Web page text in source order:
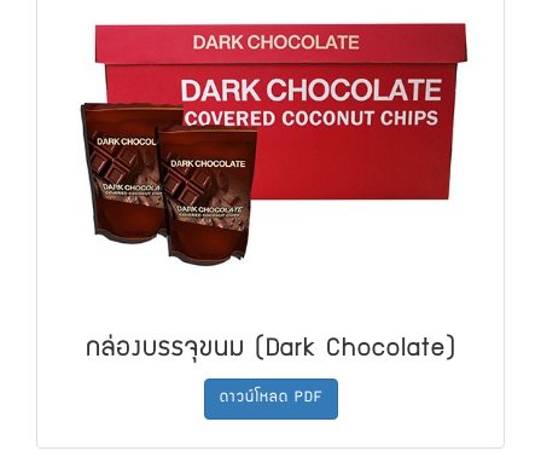
กล่องบรรจุขนม (Dark Chocolate)
ดาวน์โหลด PDF